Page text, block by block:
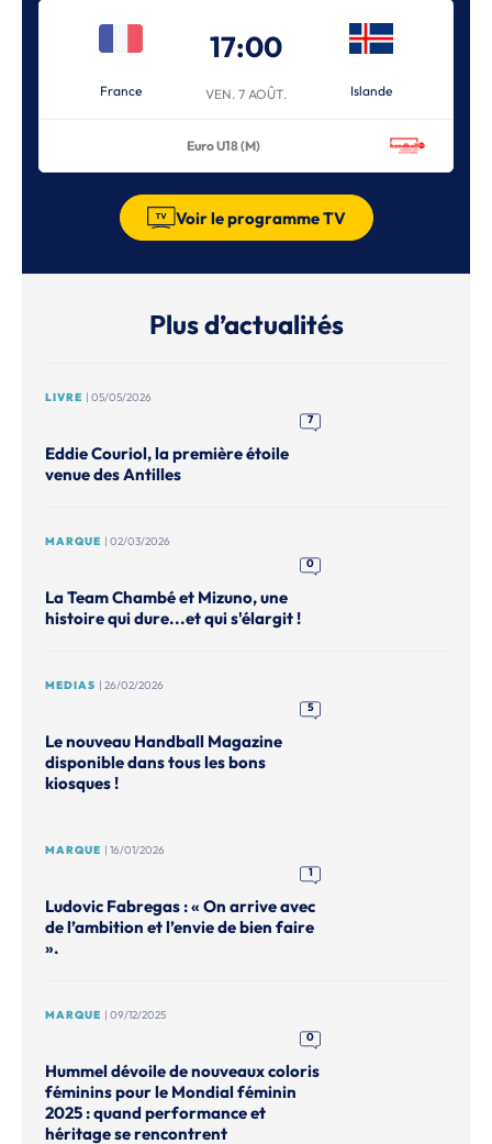
France
17:00
VEN. 7 AOÛT. Islande
Euro U18 (M)
Voir le programme TV
Plus d’actualités
LIVRE | 05/05/2026
7
Eddie Couriol, la première étoile
venue des Antilles
MARQUE | 02/03/2026
0
La Team Chambé et Mizuno, une
histoire qui dure...et qui s'élargit !
MEDIAS | 26/02/2026
5
Le nouveau Handball Magazine
disponible dans tous les bons
kiosques !
MARQUE | 16/01/2026
1
Ludovic Fabregas : « On arrive avec
de l’ambition et l’envie de bien faire
».
MARQUE | 09/12/2025
0
Hummel dévoile de nouveaux coloris
féminins pour le Mondial féminin
2025 : quand performance et
héritage se rencontrent